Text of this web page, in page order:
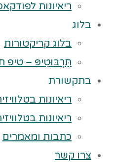
ריאיונות
בלוג
בלוג קריקטורות
תַּרְבּוּטִיפּ – טיפ
בתקשורת
ריאיונות
ריאיונות
כתבות ומאמרים
צרו קשר